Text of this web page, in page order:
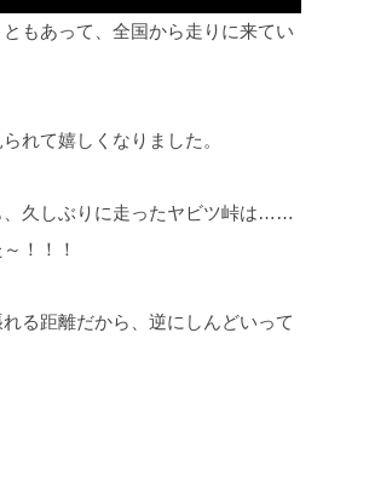
もあって、全国から走りに来てい
れて嬉しくなりました。
、久しぶりに走ったヤビツ峠は……
！！！
る距離だから、逆にしんどいって